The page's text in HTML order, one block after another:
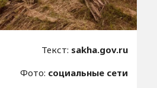
Текст: sakha.gov.ru
Фото: социальные сети